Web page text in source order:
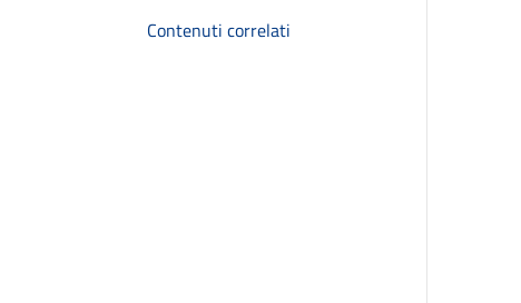
Contenuti correlati